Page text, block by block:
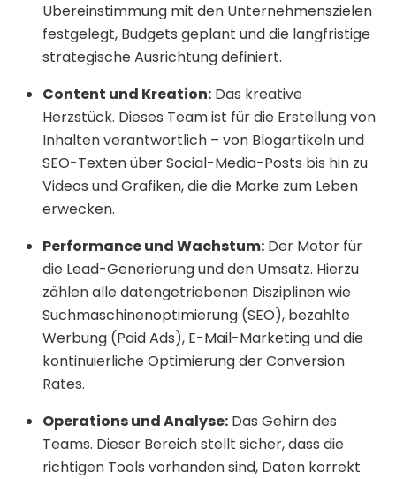
Übereinstimmung mit den Unternehmenszielen
festgelegt, Budgets geplant und die langfristige
strategische Ausrichtung definiert.
Content und Kreation: Das kreative
Herzstück. Dieses Team ist für die Erstellung von
Inhalten verantwortlich – von Blogartikeln und
SEO-Texten über Social-Media-Posts bis hin zu
Videos und Grafiken, die die Marke zum Leben
erwecken.
Performance und Wachstum: Der Motor für
die Lead-Generierung und den Umsatz. Hierzu
zählen alle datengetriebenen Disziplinen wie
Suchmaschinenoptimierung (SEO), bezahlte
Werbung (Paid Ads), E-Mail-Marketing und die
kontinuierliche Optimierung der Conversion
Rates.
Operations und Analyse: Das Gehirn des
Teams. Dieser Bereich stellt sicher, dass die
richtigen Tools vorhanden sind, Daten korrekt